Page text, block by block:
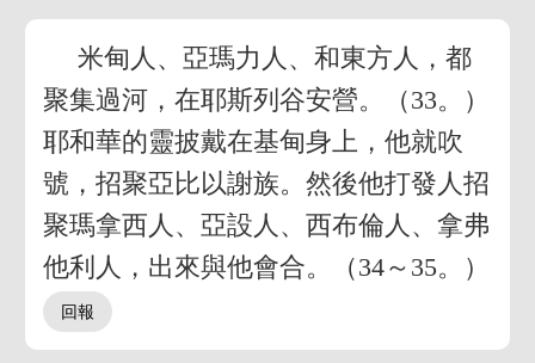
米甸人、亞瑪力人、和東方人，都
聚集過河，在耶斯列谷安營。（33。）
耶和華的靈披戴在基甸身上，他就吹
號，招聚亞比以謝族。然後他打發人招
聚瑪拿西人、亞設人、西布倫人、拿弗
他利人，出來與他會合。（34～35。）